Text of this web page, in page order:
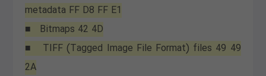
metadata FF D8 FF E1
■ Bitmaps 42 4D
■ TIFF (Tagged Image File Format) files 49 49
2A